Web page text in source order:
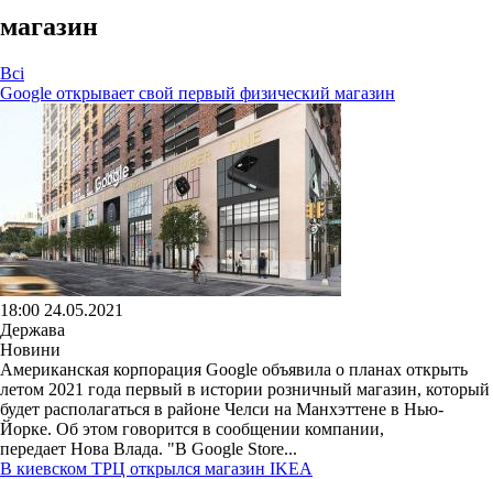
магазин
Всі
Google открывает свой первый физический магазин
18:00 24.05.2021
Держава
Новини
Американская корпорация Google объявила о планах открыть
летом 2021 года первый в истории розничный магазин, который
будет располагаться в районе Челси на Манхэттене в Нью-
Йорке. Об этом говорится в сообщении компании,
передает Нова Влада. "В Google Store...
В киевском ТРЦ открылся магазин IKEA